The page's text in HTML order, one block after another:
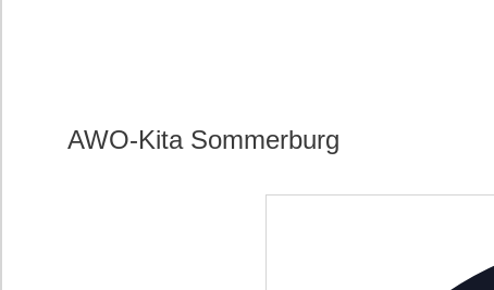
AWO-Kita Sommerburg